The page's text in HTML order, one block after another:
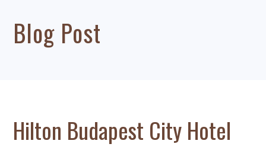
Blog Post
Hilton Budapest City Hotel